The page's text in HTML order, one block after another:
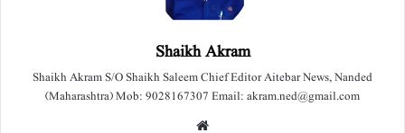
Shaikh Akram
Shaikh Akram S/O Shaikh Saleem Chief Editor Aitebar News, Nanded
(Maharashtra) Mob: 9028167307 Email: akram.ned@gmail.com